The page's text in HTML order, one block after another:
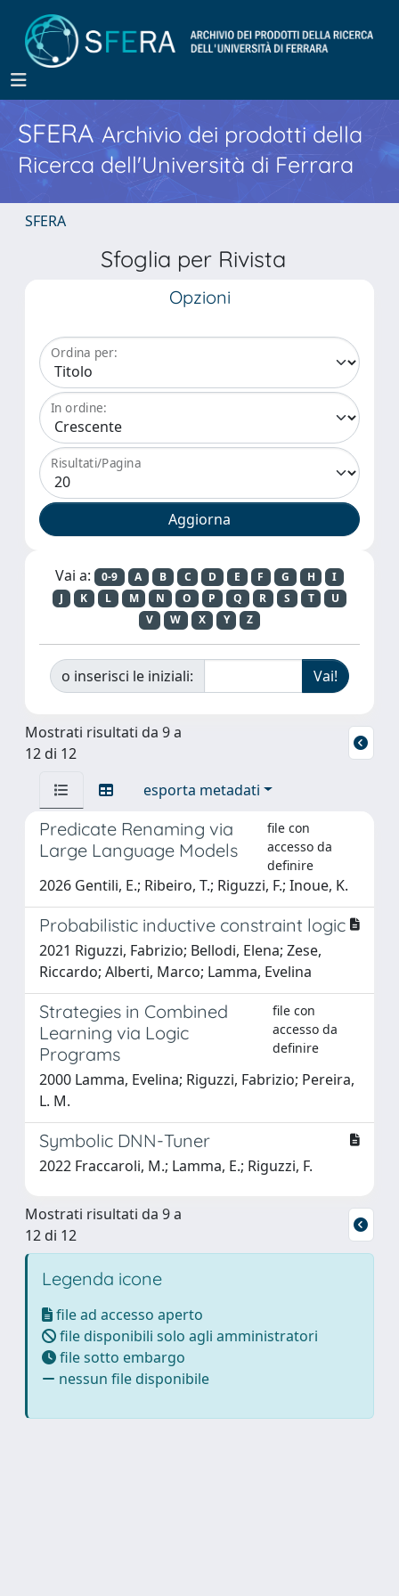
SFERA Archivio dei prodotti della
Ricerca dell'Università di Ferrara
SFERA
Sfoglia per Rivista
Opzioni
Ordina per:
In ordine:
Risultati/Pagina
Vai a: 0-9 A B C D E F G H
I
J
K L M N O P Q R S T
U
V
W X Y Z
o inserisci le iniziali:
Mostrati risultati da 9 a
12 di 12
esporta metadati
Predicate Renaming via
Large Language Models
file con
accesso da
definire
2026 Gentili, E.; Ribeiro, T.; Riguzzi, F.; Inoue, K.
Probabilistic inductive constraint logic
2021 Riguzzi, Fabrizio; Bellodi, Elena; Zese,
Riccardo; Alberti, Marco; Lamma, Evelina
Strategies in Combined
Learning via Logic
Programs
file con
accesso da
definire
2000 Lamma, Evelina; Riguzzi, Fabrizio; Pereira,
L. M.
Symbolic DNN-Tuner
2022 Fraccaroli, M.; Lamma, E.; Riguzzi, F.
Mostrati risultati da 9 a
12 di 12
Legenda icone
file ad accesso aperto
file disponibili solo agli amministratori
file sotto embargo
nessun file disponibile